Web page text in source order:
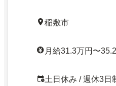
稲敷市
月給31.3万円〜
土日休み / 週休3日